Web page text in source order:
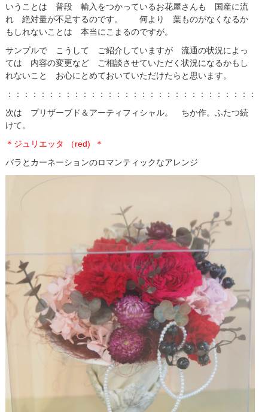
いうことは 普段 輸入をつかっているお花屋さんも 国産に流
れ 絶対量が不足するのです。 何より 葉ものがなくなるか
もしれないことは 本当にこまるのですが。
サンプルで こうして ご紹介していますが 流通の状況によっ
ては 内容の変更など ご相談させていただく状況になるかもし
れないこと お心にとめておいていただけたらと思います。
：：：：：：：：：：：：：：：：：：：：：：：：：：：：：：：
次は プリザーブド＆アーティフィシャル。 ちか作。ふたつ続
けて。
＊ジュリエッタ （red) ＊
バラとカーネーションのロマンティックなアレンジ